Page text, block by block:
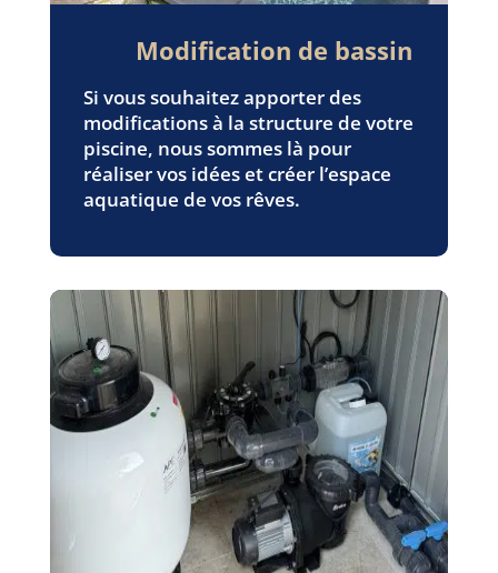
Modification de bassin
Si vous souhaitez apporter des
modifications à la structure de votre
piscine, nous sommes là pour
réaliser vos idées et créer l’espace
aquatique de vos rêves.